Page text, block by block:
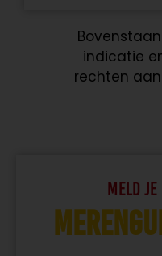
indicatie
rechten
Meld